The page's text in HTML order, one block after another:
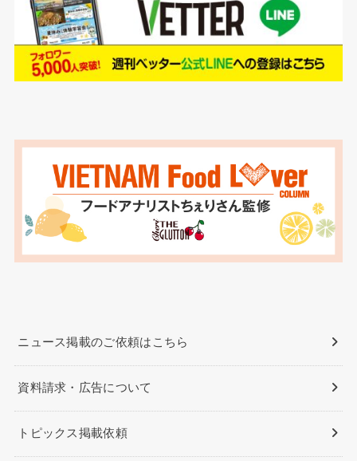
ニュース掲載のご依頼はこちら
資料請求・広告について
トピックス掲載依頼